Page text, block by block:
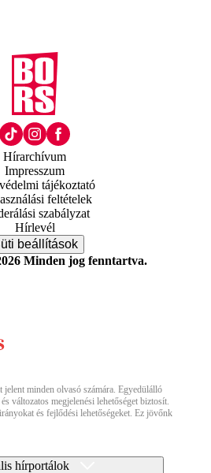
Hírarchívum
Impresszum
tájékoztató
feltételek
szabályzat
Hírlevél
beállítások
Minden jog fenntartva.
minden olvasó számára. Egyedülálló
változatos megjelenési lehetőséget biztosít.
és fejlődési lehetőségeket. Ez jövőnk
hírportálok